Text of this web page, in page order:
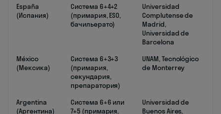
España
(Испания)
Система 6+4+2
(примария, ESO,
бачильерато)
Universidad
Complutense de
Madrid,
Universidad de
Barcelona
México
(Мексика)
Система 6+3+3
(примария,
секундария,
препаратория)
UNAM, Tecnológico
de Monterrey
Argentina
(Аргентина)
Система 6+6 или
7+5 (примария,
Universidad de
Buenos Aires,